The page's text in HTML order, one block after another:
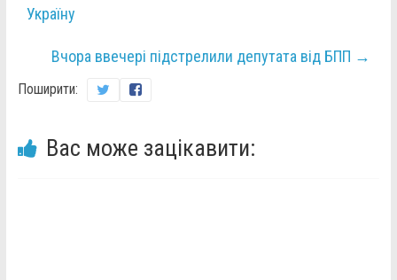
Україну
Вчора ввечері підстрелили депутата від БПП →
Поширити:
Вас може зацікавити: